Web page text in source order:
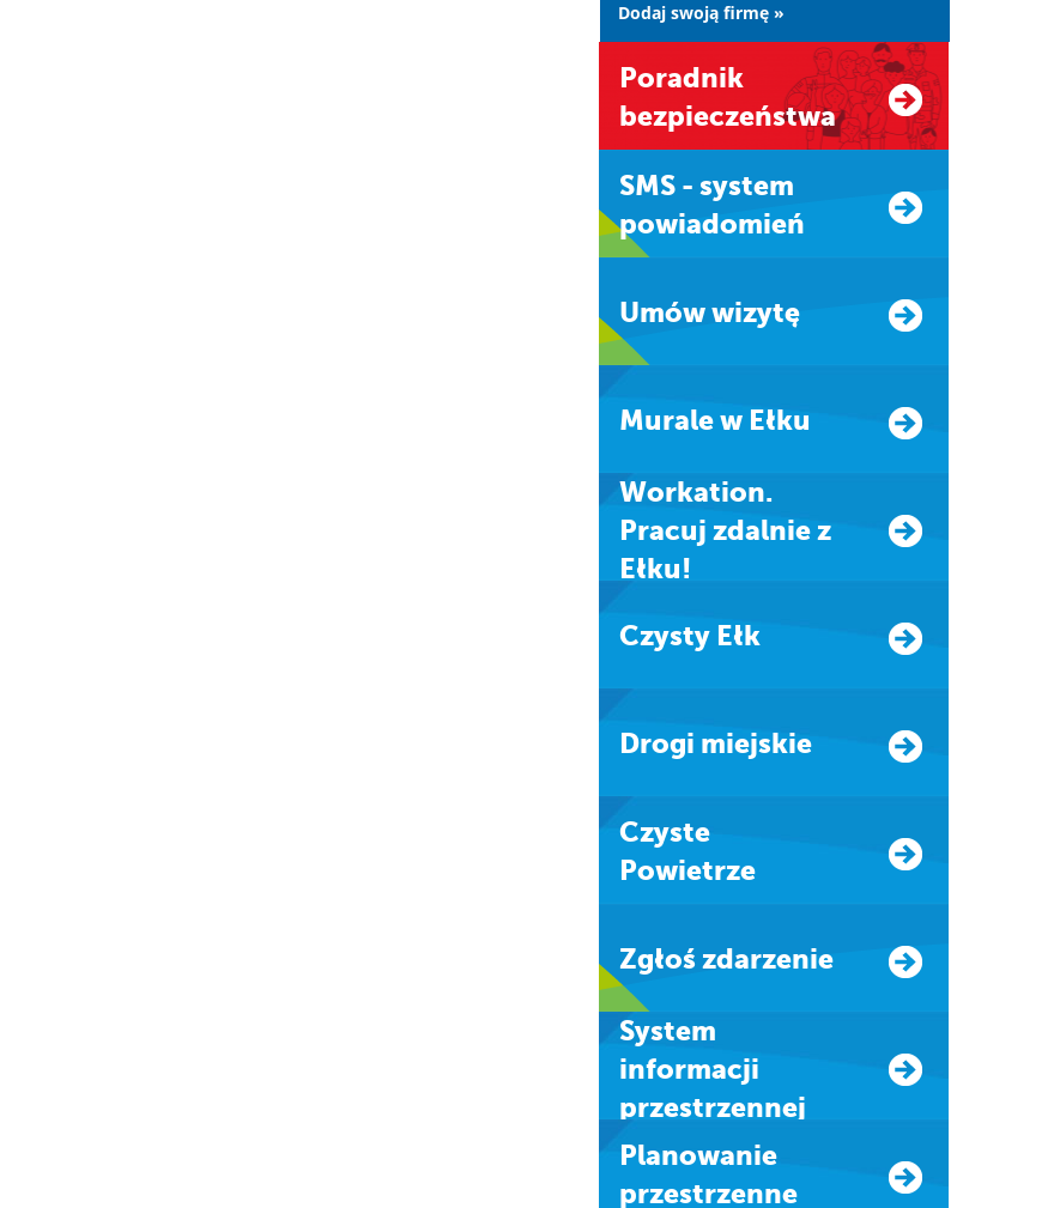
Dodaj swoją firmę »
Poradnik
bezpieczeństwa
SMS - system
powiadomień
Umów wizytę
Murale w Ełku
Workation.
Pracuj zdalnie z
Ełku!
Czysty Ełk
Drogi miejskie
Czyste
Powietrze
Zgłoś zdarzenie
system
informacji
przestrzennej
Planowanie
przestrzenne